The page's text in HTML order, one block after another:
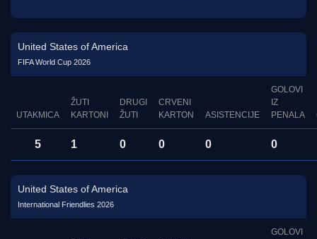
United States of America
FIFA World Cup 2026
UTAKMICA
ŽUTI
KARTONI
DRUGI
ŽUTI
CRVENI
KARTON
ASISTENCIJE
GOLOVI
IZ
PENALA
5 1 0 0 0 0
United States of America
International Friendlies 2026
GOLOVI